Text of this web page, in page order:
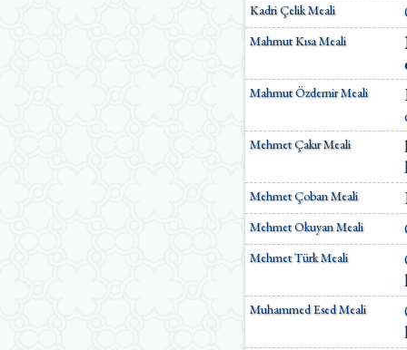
Kadri Çelik Meali
Mahmut Kısa Meali
Mahmut Özdemir Meali
Mehmet Çakır Meali
Mehmet Çoban Meali
Mehmet Okuyan Meali
Mehmet Türk Meali
Muhammed Esed Meali